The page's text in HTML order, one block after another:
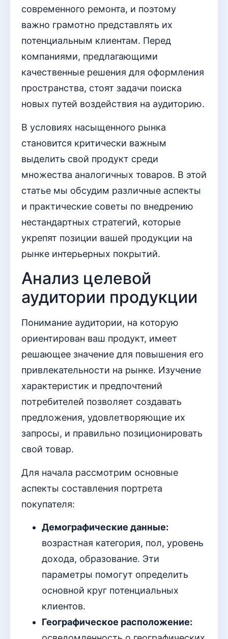
современного ремонта, и поэтому
важно грамотно представлять их
потенциальным клиентам. Перед
компаниями, предлагающими
качественные решения для оформления
пространства, стоят задачи поиска
новых путей воздействия на аудиторию.
В условиях насыщенного рынка
становится критически важным
выделить свой продукт среди
множества аналогичных товаров. В этой
статье мы обсудим различные аспекты
и практические советы по внедрению
нестандартных стратегий, которые
укрепят позиции вашей продукции на
рынке интерьерных покрытий.
Анализ целевой
аудитории продукции
Понимание аудитории, на которую
ориентирован ваш продукт, имеет
решающее значение для повышения его
привлекательности на рынке. Изучение
характеристик и предпочтений
потребителей позволяет создавать
предложения, удовлетворяющие их
запросы, и правильно позиционировать
свой товар.
Для начала рассмотрим основные
аспекты составления портрета
покупателя:
Демографические данные:
возрастная категория, пол, уровень
дохода, образование. Эти
параметры помогут определить
основной круг потенциальных
клиентов.
Географическое расположение: